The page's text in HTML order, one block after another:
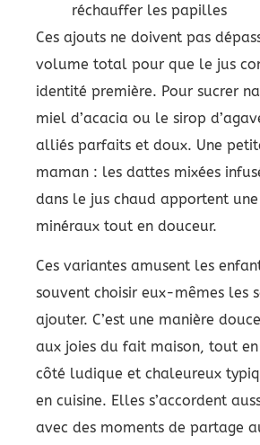
réchauffer les papilles
Ces ajouts ne doivent pas
volume total pour que le jus
identité première. Pour sucrer
miel d’acacia ou le sirop
alliés parfaits et doux. Une
maman : les dattes mixées
dans le jus chaud apportent
minéraux tout en douceur.
Ces variantes amusent les
souvent choisir eux-mêmes les
ajouter. C’est une manière
aux joies du fait maison, tout
côté ludique et chaleureux
en cuisine. Elles s’accordent
avec des moments de partage